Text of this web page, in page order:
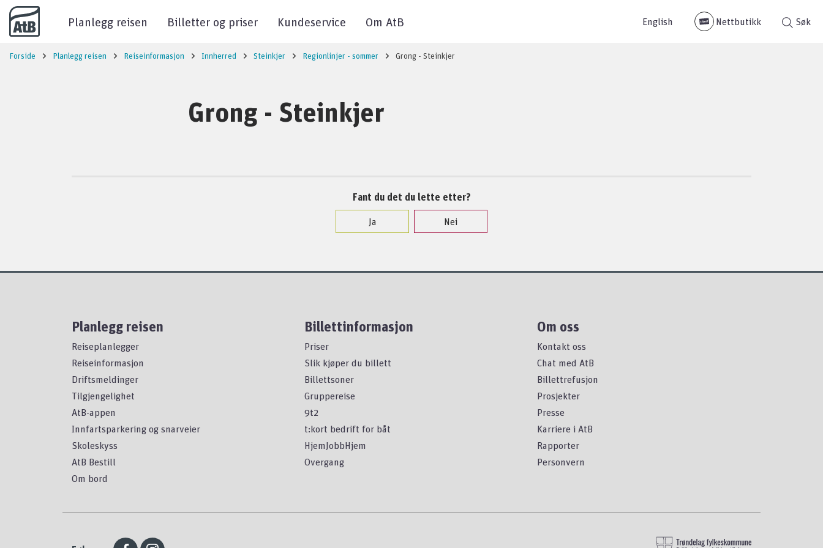
Til innhold
Planlegg reisen Billetter og priser Kundeservice Om AtB English Nettbutikk Søk
Forside Planlegg reisen Reiseinformasjon Innherred Steinkjer Regionlinjer - sommer Grong - Steinkjer
Grong - Steinkjer
Fant du det du lette etter?
Ja
Nei
Planlegg reisen
Reiseplanlegger
Reiseinformasjon
Driftsmeldinger
Tilgjengelighet
AtB-appen
Innfartsparkering og snarveier
Skoleskyss
AtB Bestill
Om bord
Billettinformasjon
Priser
Slik kjøper du billett
Billettsoner
Gruppereise
9t2
t:kort bedrift for båt
HjemJobbHjem
Overgang
Om oss
Kontakt oss
Chat med AtB
Billettrefusjon
Prosjekter
Presse
Karriere i AtB
Rapporter
Personvern